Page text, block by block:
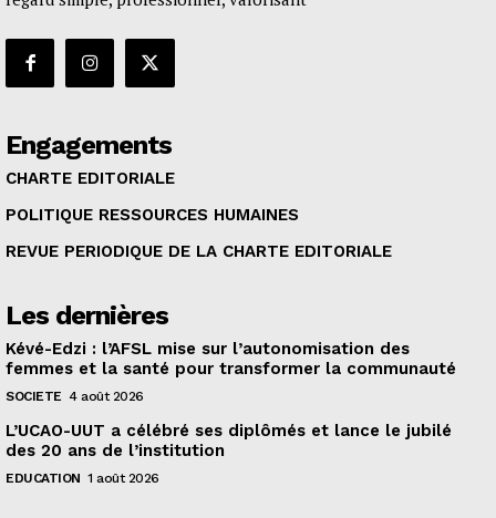
Engagements
CHARTE EDITORIALE
POLITIQUE RESSOURCES HUMAINES
REVUE PERIODIQUE DE LA CHARTE EDITORIALE
Les dernières
Kévé-Edzi : l’AFSL mise sur l’autonomisation des
femmes et la santé pour transformer la communauté
SOCIETE 4 août 2026
L’UCAO-UUT a célébré ses diplômés et lance le jubilé
des 20 ans de l’institution
EDUCATION 1 août 2026